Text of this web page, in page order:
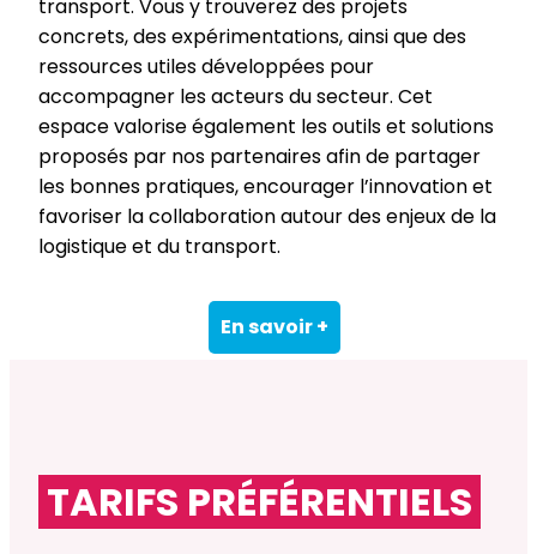
transport. Vous y trouverez des projets
concrets, des expérimentations, ainsi que des
ressources utiles développées pour
accompagner les acteurs du secteur. Cet
espace valorise également les outils et solutions
proposés par nos partenaires afin de partager
les bonnes pratiques, encourager l’innovation et
favoriser la collaboration autour des enjeux de la
logistique et du transport.
En savoir +
TARIFS PRÉFÉRENTIELS